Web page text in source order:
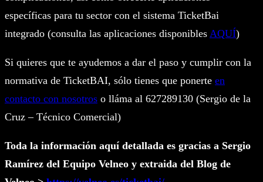
específicas para tu sector con el sistema TicketBai
integrado (consulta las aplicaciones disponibles AQUÍ)
Si quieres que te ayudemos a dar el paso y cumplir con la
normativa de TicketBAI, sólo tienes que ponerte en
contacto con nosotros o lláma al 627289130 (Sergio de la
Cruz – Técnico Comercial)
Toda la información aquí detallada es gracias a Sergio
Ramírez del Equipo Velneo y extraida del Blog de